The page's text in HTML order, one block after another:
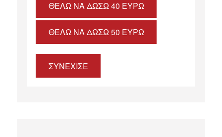
ΘΈΛΩ ΝΑ ΔΏΣΩ 40 ΕΥΡΏ
ΘΈΛΩ ΝΑ ΔΏΣΩ 50 ΕΥΡΏ
ΣΥΝΕΧΙΣΕ